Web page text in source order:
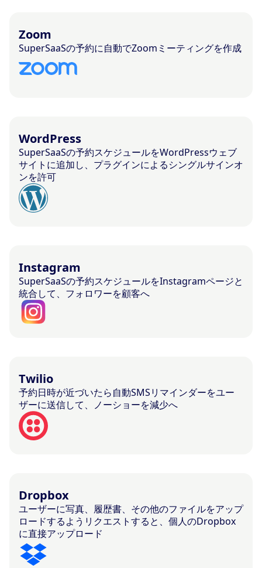
Zoom
SuperSaaSの予約に自動でZoomミーティングを作成
WordPress
SuperSaaSの予約スケジュールをWordPressウェブ
サイトに追加し、プラグインによるシングルサインオ
ンを許可
Instagram
SuperSaaSの予約スケジュールをInstagramページと
統合して、フォロワーを顧客へ
Twilio
予約日時が近づいたら自動SMSリマインダーをユー
ザーに送信して、ノーショーを減少へ
Dropbox
ユーザーに写真、履歴書、その他のファイルをアップ
ロードするようリクエストすると、個人のDropbox
に直接アップロード